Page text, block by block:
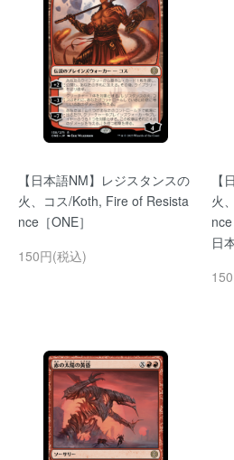
【日本語NM】レジスタンスの
火、コス/Koth, Fire of Resista
nce［ONE］
150円(税込)
【
火
日